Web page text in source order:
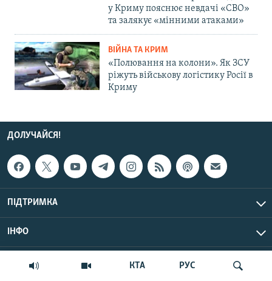
КТА РУС
у Криму пояснює невдачі «СВО»
та залякує «мінними атаками»
ВІЙНА ТА КРИМ
«Полювання на колони». Як ЗСУ
ріжуть військову логістику Росії в
Криму
ДОЛУЧАЙСЯ!
ПІДТРИМКА
ІНФО
© Крим.Реалії, 2026 | Усі права застережено.